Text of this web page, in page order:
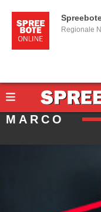
Regionale
MARCO